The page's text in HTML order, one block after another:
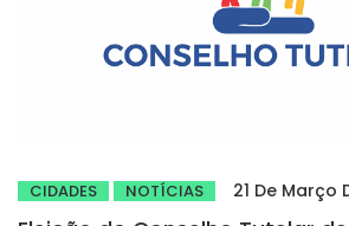
CIDADES NOTÍCIAS 21 De Março